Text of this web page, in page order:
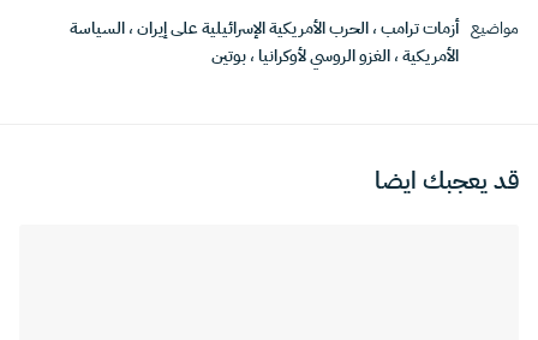
مواضيع أزمات ترامب،الحرب الأمريكية الإسرائيلية على إيران،السياسة
الأمريكية،الغزو الروسي لأوكرانيا،بوتين
قد يعجبك ايضا